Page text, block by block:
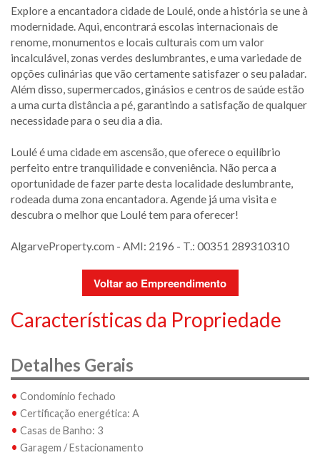
Explore a encantadora cidade de Loulé, onde a história se une à
modernidade. Aqui, encontrará escolas internacionais de
renome, monumentos e locais culturais com um valor
incalculável, zonas verdes deslumbrantes, e uma variedade de
opções culinárias que vão certamente satisfazer o seu paladar.
Além disso, supermercados, ginásios e centros de saúde estão
a uma curta distância a pé, garantindo a satisfação de qualquer
necessidade para o seu dia a dia.
Loulé é uma cidade em ascensão, que oferece o equilíbrio
perfeito entre tranquilidade e conveniência. Não perca a
oportunidade de fazer parte desta localidade deslumbrante,
rodeada duma zona encantadora. Agende já uma visita e
descubra o melhor que Loulé tem para oferecer!
AlgarveProperty.com - AMI: 2196 - T.: 00351 289310310
Voltar ao Empreendimento
Características da Propriedade
Detalhes Gerais
• Condomínio fechado
• Certificação energética: A
• Casas de Banho: 3
• Garagem / Estacionamento